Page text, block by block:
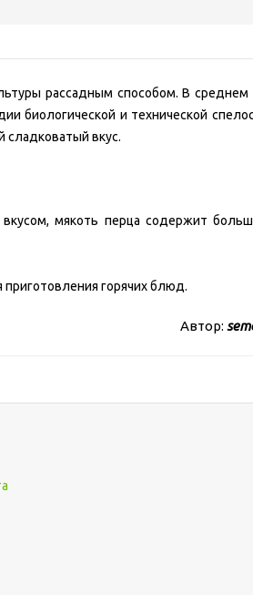
рассадным способом. В среднем
биологической и технической
сладковатый вкус.
мякоть перца содержит
горячих блюд.
Автор: